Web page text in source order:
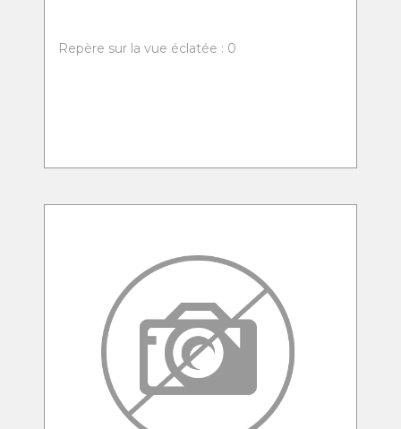
Repère sur la vue éclatée : 0